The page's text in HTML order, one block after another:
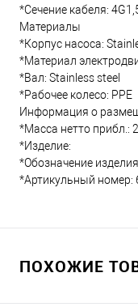
*Сечение кабеля:
Материалы
*Корпус насоса:
*Материал
*Вал: Stainless steel
*Рабочее колесо: PPE
Информация о
*Масса нетто прибл.:
*Изделие:
*Обозначение
*Артикульный номер:
ПОХОЖИЕ